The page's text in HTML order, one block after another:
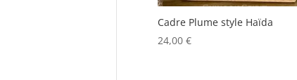
Cadre Plume style Haïda
24,00 €